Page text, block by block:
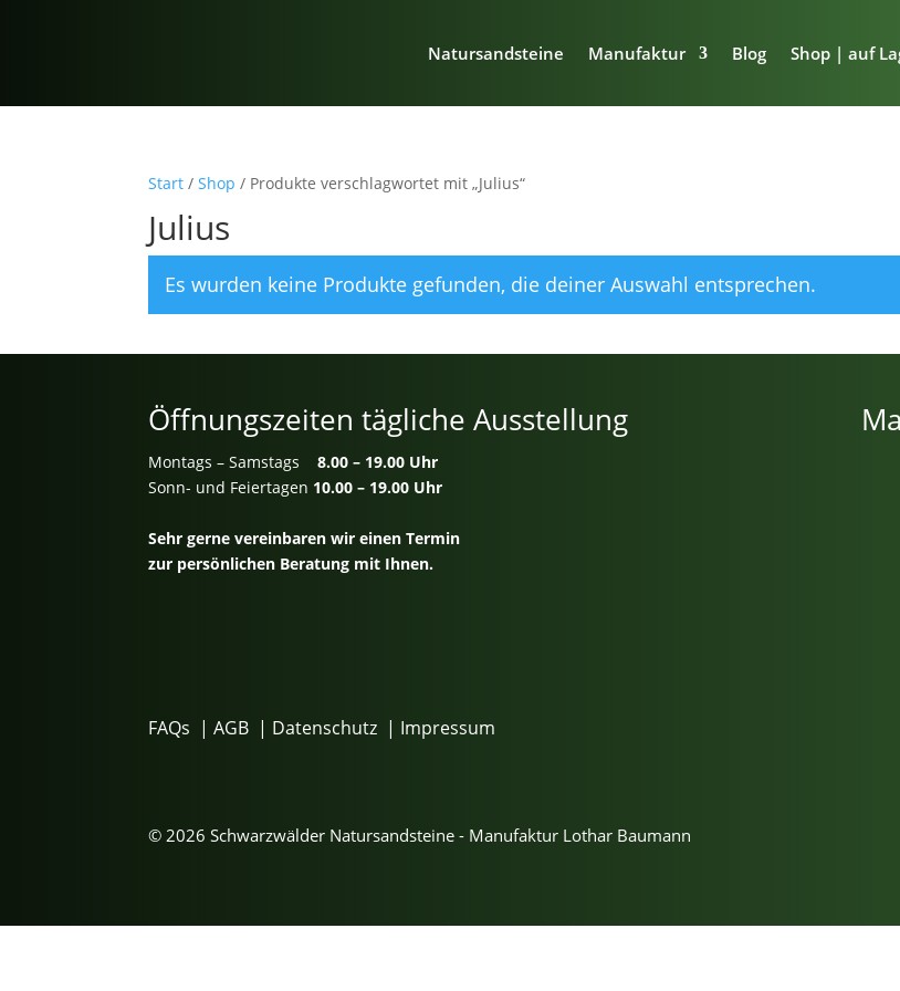
Natursandsteine Manufaktur Blog Shop | auf
Start /Shop / Produkte verschlagwortet mit „Julius“
Julius
Es wurden keine Produkte gefunden, die deiner Auswahl entsprechen.
Öffnungszeiten tägliche Ausstellung
Montags – Samstags8.00 – 19.00 Uhr
Sonn- und Feiertagen 10.00 – 19.00 Uhr
Sehr gerne vereinbaren wir einen Termin
zur persönlichen Beratung mit Ihnen.
FAQs |AGB | Datenschutz | Impressum
© 2026 Schwarzwälder Natursandsteine - Manufaktur Lothar Baumann